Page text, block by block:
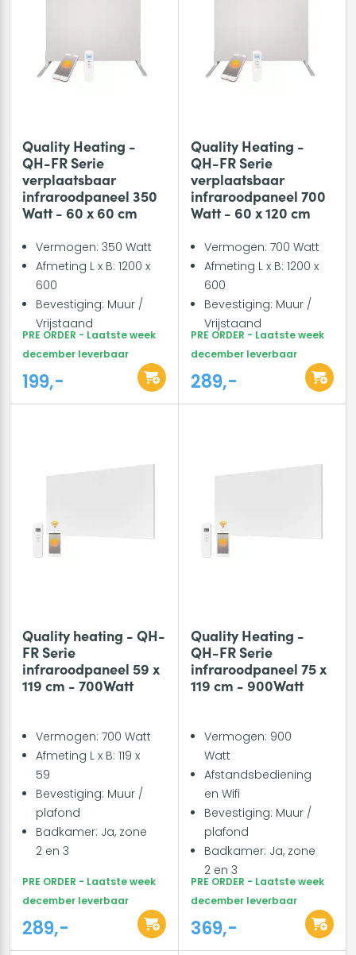
Quality Heating -
QH-FR Serie
verplaatsbaar
infraroodpaneel 350
Watt - 60 x 60 cm
Vermogen: 350 Watt
Afmeting L x B: 1200 x
600
Bevestiging: Muur /
Vrijstaand
PRE ORDER - Laatste week
december leverbaar
199,-
Quality Heating -
QH-FR Serie
verplaatsbaar
infraroodpaneel 700
Watt - 60 x 120 cm
Vermogen: 700 Watt
Afmeting L x B: 1200 x
600
Bevestiging: Muur /
Vrijstaand
PRE ORDER - Laatste week
december leverbaar
289,-
Quality heating - QH-
FR Serie
infraroodpaneel 59 x
119 cm - 700Watt
Vermogen: 700 Watt
Afmeting L x B: 119 x
59
Bevestiging: Muur /
plafond
Badkamer: Ja, zone
2 en 3
PRE ORDER - Laatste week
december leverbaar
289,-
Quality Heating -
QH-FR Serie
infraroodpaneel 75 x
119 cm - 900Watt
Vermogen: 900
Watt
Afstandsbediening
en Wifi
Bevestiging: Muur /
plafond
Badkamer: Ja, zone
2 en 3
PRE ORDER - Laatste week
december leverbaar
369,-